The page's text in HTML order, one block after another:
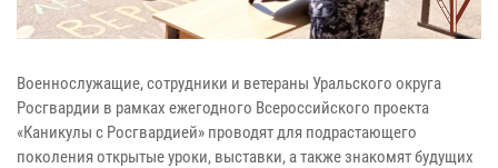
Военнослужащие, сотрудники и ветераны Уральского округа
Росгвардии в рамках ежегодного Всероссийского проекта
«Каникулы с Росгвардией» проводят для подрастающего
поколения открытые уроки, выставки, а также знакомят будущих